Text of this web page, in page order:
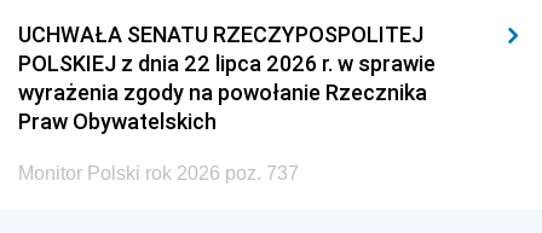
UCHWAŁA SENATU RZECZYPOSPOLITEJ
POLSKIEJ z dnia 22 lipca 2026 r. w sprawie
wyrażenia zgody na powołanie Rzecznika
Praw Obywatelskich
Monitor Polski rok 2026 poz. 737